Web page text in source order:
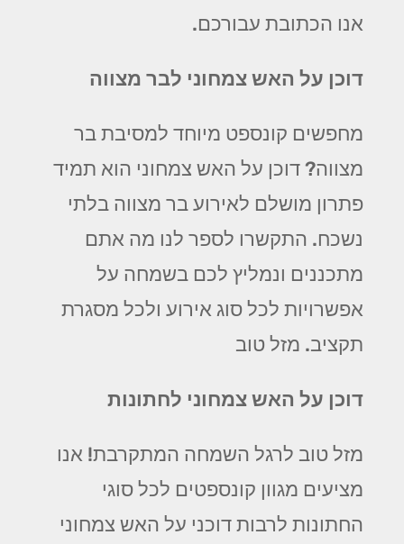
אנו הכתובת עבורכם.
דוכן על האש צמחוני לבר מצווה
מחפשים קונספט מיוחד למסיבת בר
מצווה? דוכן על האש צמחוני הוא תמיד
פתרון מושלם לאירוע בר מצווה בלתי
נשכח. התקשרו לספר לנו מה אתם
מתכננים ונמליץ לכם בשמחה על
אפשרויות לכל סוג אירוע ולכל מסגרת
תקציב. מזל טוב
דוכן על האש צמחוני לחתונות
מזל טוב לרגל השמחה המתקרבת! אנו
מציעים מגוון קונספטים לכל סוגי
החתונות לרבות דוכני על האש צמחוני